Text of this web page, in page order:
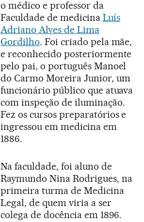
o médico e professor da
Faculdade de medicina Luís
Adriano Alves de Lima
Gordilho. Foi criado pela mãe,
e reconhecido posteriormente
pelo pai, o português Manoel
do Carmo Moreira Junior, um
funcionário público que atuava
com inspeção de iluminação.
Fez os cursos preparatórios e
ingressou em medicina em
1886.
Na faculdade, foi aluno de
Raymundo Nina Rodrigues, na
primeira turma de Medicina
Legal, de quem viria a ser
colega de docência em 1896.